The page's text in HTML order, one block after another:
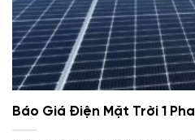
Báo Giá Điện Mặt Trời 1 Pha